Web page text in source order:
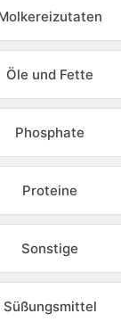
Öle und Fette
Phosphate
Proteine
Sonstige
Süßungsmittel